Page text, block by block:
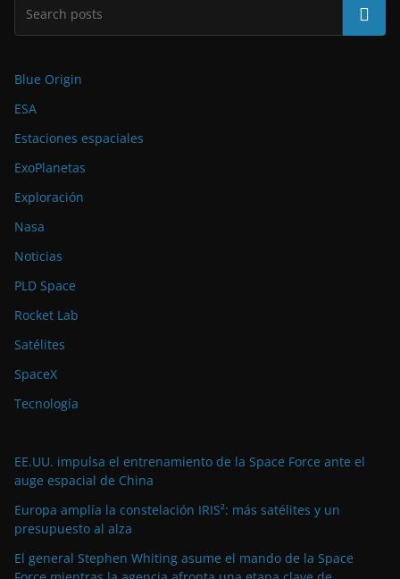
Buscar
Blue Origin
ESA
Estaciones espaciales
ExoPlanetas
Exploración
Nasa
Noticias
PLD Space
Rocket Lab
Satélites
SpaceX
Tecnología
EE.UU. impulsa el entrenamiento de la Space Force ante el
auge espacial de China
Europa amplía la constelación IRIS²: más satélites y un
presupuesto al alza
El general Stephen Whiting asume el mando de la Space